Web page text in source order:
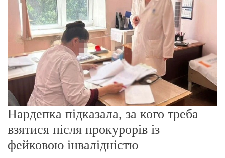
м
у
Нардепка підказала, за кого треба
взятися після прокурорів із
фейковою інвалідністю